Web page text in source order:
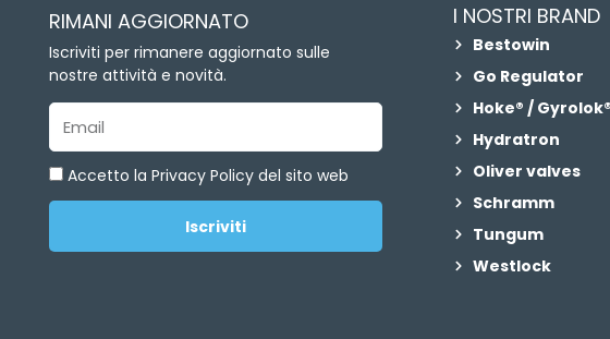
RIMANI AGGIORNATO
Iscriviti per rimanere aggiornato sulle
nostre attività e novità.
Accetto la Privacy Policy del sito web
Iscriviti
I NOSTRI BRAND
Bestowin
Go Regulator
Hoke® /
Hydratron
Oliver valves
Schramm
Tungum
Westlock